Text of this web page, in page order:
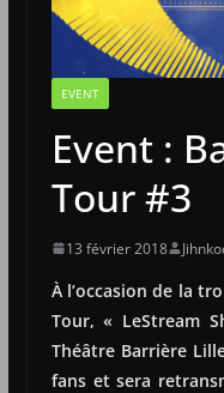
EVENT
Event :
Tour #3
13 février 2018
À l’occasion de la
Tour, « LeStream
Théâtre Barrière
fans et sera